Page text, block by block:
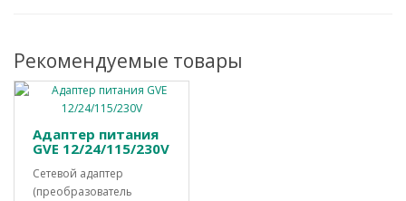
Рекомендуемые товары
Адаптер питания
GVE 12/24/115/230V
Сетевой адаптер
(преобразователь